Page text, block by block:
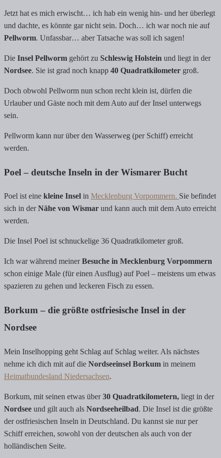
Jetzt hat es mich erwischt… ich hab ein wenig hin- und her überlegt
und dachte, es könnte gar nicht sein. Doch… ich war noch nie auf
Pellworm. Unfassbar… aber Tatsache was soll ich sagen!
Die Insel Pellworm gehört zu Schleswig Holstein und liegt in der
Nordsee. Sie ist grad noch knapp 40 Quadratkilometer groß.
Doch obwohl Pellworm nun schon recht klein ist, dürfen die
Urlauber und Gäste noch mit dem Auto auf der Insel unterwegs
sein.
Pellworm kann nur über den Wasserweg (per Schiff) erreicht
werden.
Poel – deutsche Inseln in der Wismarer Bucht
Poel ist eine kleine Insel in Mecklenburg Vorpommern. Sie befindet
sich in derNähe von Wismar und kann auch mit dem Auto erreicht
werden.
Die Insel Poel ist schnuckelige 36 Quadratkilometer groß.
Ich war während meinerBesuche in Mecklenburg Vorpommern
schon einige Male (für einen Ausflug) auf Poel – meistens um etwas
spazieren zu gehen und leckeren Fisch zu essen.
Borkum – die größte ostfriesische Insel in der
Nordsee
Mein Inselhopping geht Schlag auf Schlag weiter. Als nächstes
nehme ich dich mit auf die Nordseeinsel Borkum in meinem
Heimatbundesland Niedersachsen.
Borkum, mit seinen etwas über30 Quadratkilometern, liegt in der
Nordsee und gilt auch als Nordseeheilbad. Die Insel ist die größte
der ostfriesischen Inseln in Deutschland. Du kannst sie nur per
Schiff erreichen, sowohl von der deutschen als auch von der
holländischen Seite.